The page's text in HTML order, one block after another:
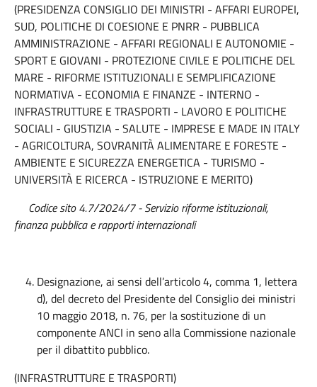
(PRESIDENZA CONSIGLIO DEI MINISTRI - AFFARI EUROPEI,
SUD, POLITICHE DI COESIONE E PNRR - PUBBLICA
AMMINISTRAZIONE - AFFARI REGIONALI E AUTONOMIE -
SPORT E GIOVANI - PROTEZIONE CIVILE E POLITICHE DEL
MARE - RIFORME ISTITUZIONALI E SEMPLIFICAZIONE
NORMATIVA - ECONOMIA E FINANZE - INTERNO -
INFRASTRUTTURE E TRASPORTI - LAVORO E POLITICHE
SOCIALI - GIUSTIZIA - SALUTE - IMPRESE E MADE IN ITALY
- AGRICOLTURA, SOVRANITÀ ALIMENTARE E FORESTE -
AMBIENTE E SICUREZZA ENERGETICA - TURISMO -
UNIVERSITÀ E RICERCA - ISTRUZIONE E MERITO)
Codice sito 4.7/2024/7 - Servizio riforme istituzionali,
finanza pubblica e rapporti internazionali
Designazione, ai sensi dell’articolo 4, comma 1, lettera
d), del decreto del Presidente del Consiglio dei ministri
10 maggio 2018, n. 76, per la sostituzione di un
componente ANCI in seno alla Commissione nazionale
per il dibattito pubblico.
(INFRASTRUTTURE E TRASPORTI)